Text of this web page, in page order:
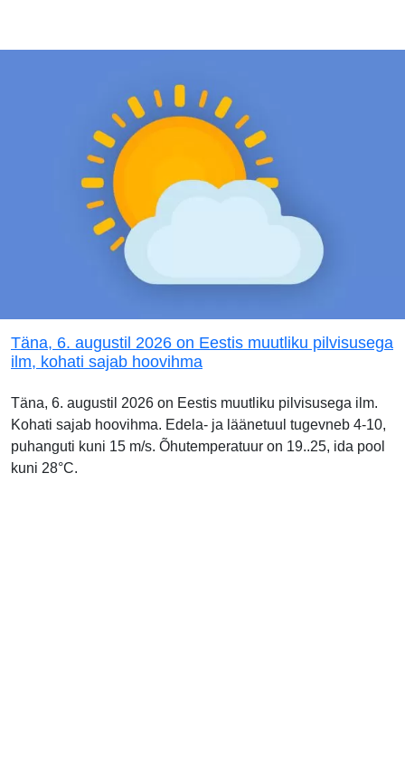
Täna, 6. augustil 2026 on Eestis muutliku pilvisusega
ilm, kohati sajab hoovihma
Täna, 6. augustil 2026 on Eestis muutliku pilvisusega ilm.
Kohati sajab hoovihma. Edela- ja läänetuul tugevneb 4-10,
puhanguti kuni 15 m/s. Õhutemperatuur on 19..25, ida pool
kuni 28°C.